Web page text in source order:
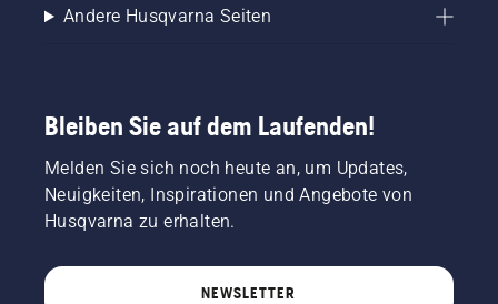
Andere Husqvarna Seiten
Bleiben Sie auf dem Laufenden!
Melden Sie sich noch heute an, um Updates,
Neuigkeiten, Inspirationen und Angebote von
Husqvarna zu erhalten.
NEWSLETTER